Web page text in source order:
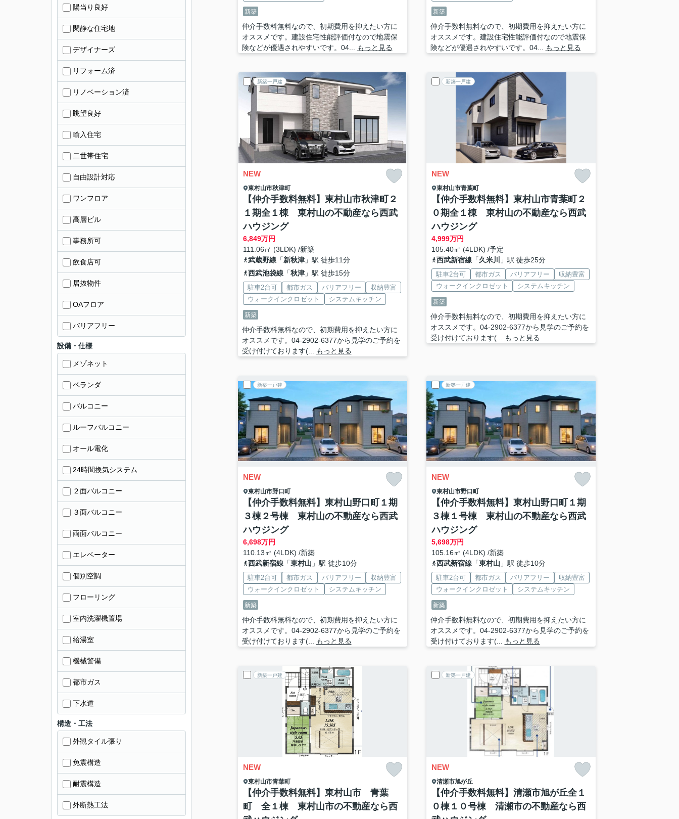
新築
仲介手数料無料なので、初期費用を抑えたい方に
オススメです。建設住宅性能評価付なので地震保
険などが優遇されやすいです。04...
もっと見る
新築
仲介手数料無料なので、初期費用を抑えたい方に
オススメです。建設住宅性能評価付なので地震保
険などが優遇されやすいです。04...
もっと見る
新築一戸建
NEW
東村山市秋津町
【仲介手数料無料】東村山市秋津町２
１期全１棟 東村山の不動産なら西武
ハウジング
6,849万円
111.06㎡ (3LDK) /新築
武蔵野線「新秋津」駅 徒歩11分
西武池袋線「秋津」駅 徒歩15分
駐車2台可 都市ガス バリアフリー
収納豊富
ウォークインクロゼット
システムキッチン
新築
仲介手数料無料なので、初期費用を抑えたい方に
オススメです。04-2902-6377から見学のご予約を
受け付けております(...
もっと見る
新築一戸建
NEW
東村山市青葉町
【仲介手数料無料】東村山市青葉町２
０期全１棟 東村山の不動産なら西武
ハウジング
4,999万円
105.40㎡ (4LDK) /予定
西武新宿線「久米川 」駅 徒歩25分
駐車2台可 都市ガス バリアフリー
収納豊富
ウォークインクロゼット
システムキッチン
新築
仲介手数料無料なので、初期費用を抑えたい方に
オススメです。04-2902-6377から見学のご予約を
受け付けております(...
もっと見る
新築一戸建
NEW
東村山市野口町
【仲介手数料無料】東村山野口町１期
３棟２号棟 東村山の不動産なら西武
ハウジング
6,698万円
110.13㎡ (4LDK) /新築
西武新宿線「東村山 」駅 徒歩10分
駐車2台可 都市ガス バリアフリー
収納豊富
ウォークインクロゼット
システムキッチン
新築
仲介手数料無料なので、初期費用を抑えたい方に
オススメです。04-2902-6377から見学のご予約を
受け付けております(...
もっと見る
新築一戸建
NEW
東村山市野口町
【仲介手数料無料】東村山野口町１期
３棟１号棟 東村山の不動産なら西武
ハウジング
5,698万円
105.16㎡ (4LDK) /新築
西武新宿線「東村山 」駅 徒歩10分
駐車2台可 都市ガス バリアフリー
収納豊富
ウォークインクロゼット
システムキッチン
新築
仲介手数料無料なので、初期費用を抑えたい方に
オススメです。04-2902-6377から見学のご予約を
受け付けております(...
もっと見る
新築一戸建
NEW
東村山市青葉町
【仲介手数料無料】東村山市 青葉
町 全１棟 東村山市の不動産なら西
新築一戸建
NEW
清瀬市旭が丘
【仲介手数料無料】清瀬市旭が丘全１
０棟１０号棟 清瀬市の不動産なら西
陽当り良好
閑静な住宅地
デザイナーズ
リフォーム済
リノベーション済
眺望良好
輸入住宅
二世帯住宅
自由設計対応
ワンフロア
高層ビル
事務所可
飲食店可
居抜物件
OAフロア
バリアフリー
設備・仕様
メゾネット
ベランダ
バルコニー
ルーフバルコニー
オール電化
24時間換気システム
２面バルコニー
３面バルコニー
両面バルコニー
エレベーター
個別空調
フローリング
室内洗濯機置場
給湯室
機械警備
都市ガス
下水道
構造・工法
外観タイル張り
免震構造
耐震構造
外断熱工法